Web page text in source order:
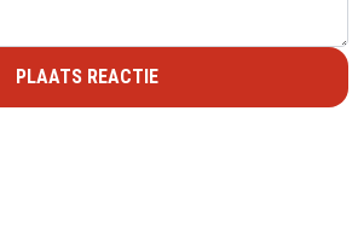
PLAATS REACTIE